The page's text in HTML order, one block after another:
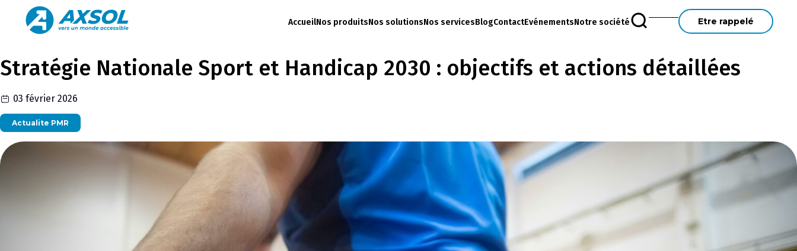
AccueilNos produitsNos solutionsNos servicesBlogContactEvénementsNotre société Etre rappelé
Stratégie Nationale Sport et Handicap 2030 : objectifs et actions détaillées
03 février 2026
Actualite PMR